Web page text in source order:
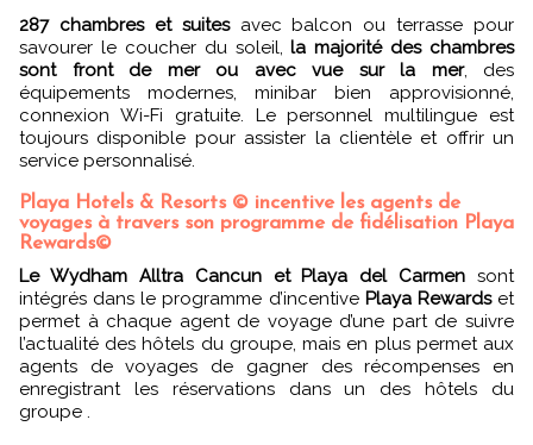
287 chambres et suitesavec balcon ou terrasse pour
savourer le coucher du soleil,la majorité des chambres
sont front de mer ou avec vue sur la mer, des
équipements modernes, minibar bien approvisionné,
connexion Wi-Fi gratuite. Le personnel multilingue est
toujours disponible pour assister la clientèle et offrir un
service personnalisé.
Playa Hotels & Resorts © incentive les agents de
voyages à travers son programme de fidélisation Playa
Rewards©
Le Wydham Alltra Cancun et Playa del Carmen sont
intégrés dans le programme d’incentive Playa Rewardset
permet à chaque agent de voyage d’une part de suivre
l’actualité des hôtels du groupe, mais en plus permet aux
agents de voyages de gagner des récompenses en
enregistrant les réservations dans un des hôtels du
groupe .